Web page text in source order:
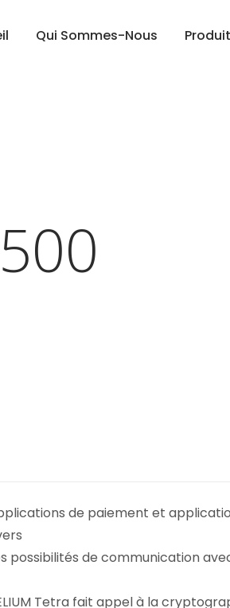
Qui Sommes-Nous
de paiement et
possibilités de communication
Tetra fait appel à la